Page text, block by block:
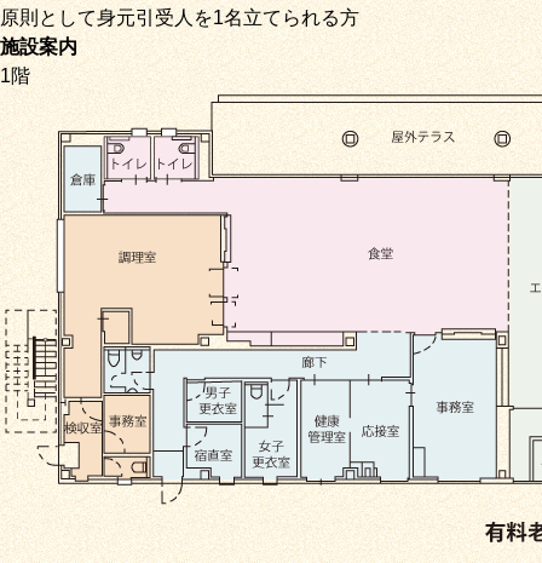
原則として身元引受人を1名立てられる方
施設案内
1階